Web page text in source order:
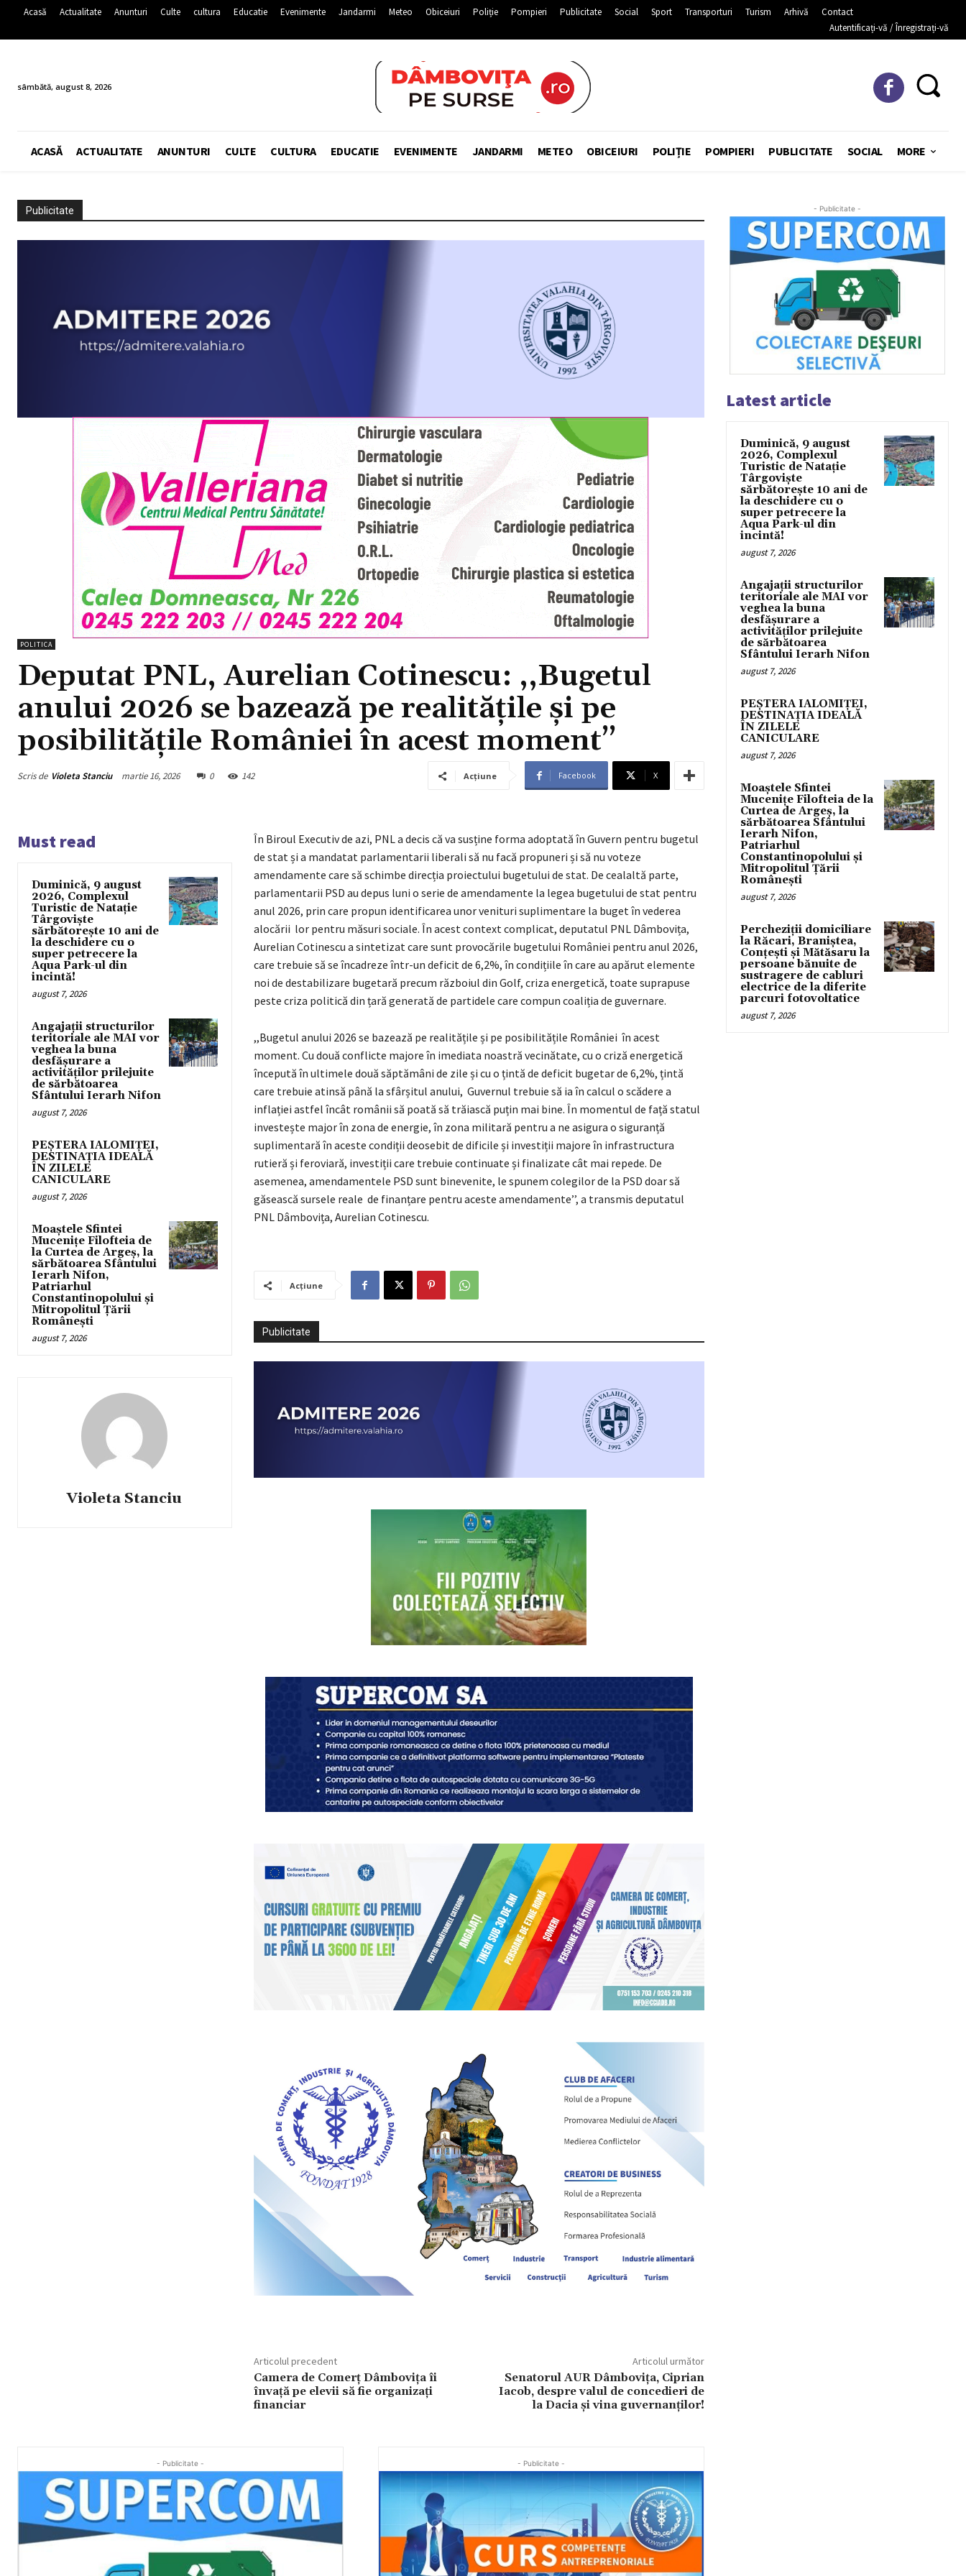
Acasă Actualitate Anunturi Culte cultura Educatie Evenimente Jandarmi Meteo Obiceiuri Poliție Pompieri Publicitate Social Sport Transporturi Turism Arhivă
Contact
Autentificați-vă / Înregistrați-vă
sâmbătă, august 8, 2026
ACASĂ ACTUALITATE ANUNTURI CULTE CULTURA EDUCATIE EVENIMENTE JANDARMI METEO OBICEIURI POLIȚIE POMPIERI PUBLICITATE SOCIAL MORE
Publicitate
POLITICA
Deputat PNL, Aurelian Cotinescu: ,,Bugetul
anului 2026 se bazează pe realitățile și pe
posibilitățile României în acest moment’’
Scris de Violeta Stanciu martie 16, 2026 0 142 Acțiune Facebook X
Must read
Duminică, 9 august
2026, Complexul
Turistic de Natație
Târgoviște
sărbătorește 10 ani de
la deschidere cu o
super petrecere la
Aqua Park-ul din
incintă!
august 7, 2026
Angajații structurilor
teritoriale ale MAI vor
veghea la buna
desfășurare a
activităților prilejuite
de sărbătoarea
Sfântului Ierarh Nifon
august 7, 2026
PEȘTERA IALOMIȚEI,
DESTINAȚIA IDEALĂ
ÎN ZILELE
CANICULARE
august 7, 2026
Moaștele Sfintei
Mucenițe Filofteia de
la Curtea de Argeș, la
sărbătoarea Sfântului
Ierarh Nifon,
Patriarhul
Constantinopolului și
Mitropolitul Țării
Românești
august 7, 2026
Violeta Stanciu
În Biroul Executiv de azi, PNL a decis că va susține forma adoptată în Guvern pentru bugetul
de stat și a mandatat parlamentarii liberali să nu facă propuneri și să nu voteze
amendamente care să schimbe direcția proiectului bugetului de stat. De cealaltă parte,
parlamentarii PSD au depus luni o serie de amendamente la legea bugetului de stat pentru
anul 2026, prin care propun identificarea unor venituri suplimentare la buget în vederea
alocării lor pentru măsuri sociale. În acest context complicat, deputatul PNL Dâmbovița,
Aurelian Cotinescu a sintetizat care sunt provocările bugetului României pentru anul 2026,
care trebuie să se încadreze într-un deficit de 6,2%, în condițiile în care au apărut elemente
noi de destabilizare bugetară precum războiul din Golf, criza energetică, toate suprapuse
peste criza politică din țară generată de partidele care compun coaliția de guvernare.
,,Bugetul anului 2026 se bazează pe realitățile și pe posibilitățile României în acest
moment. Cu două conflicte majore în imediata noastră vecinătate, cu o criză energetică
începută în ultimele două săptămâni de zile și cu o țintă de deficit bugetar de 6,2%, țintă
care trebuie atinsă până la sfârșitul anului, Guvernul trebuie să ia în calcul o scădere a
inflației astfel încât românii să poată să trăiască puțin mai bine. În momentul de față statul
investește major în zona de energie, în zona militară pentru a ne asigura o siguranță
suplimentară în aceste condiții deosebit de dificile și investiții majore în infrastructura
rutieră și feroviară, investiții care trebuie continuate și finalizate cât mai repede. De
asemenea, amendamentele PSD sunt binevenite, le spunem colegilor de la PSD doar să
găsească sursele reale de finanțare pentru aceste amendamente’’, a transmis deputatul
PNL Dâmbovița, Aurelian Cotinescu.
Acțiune
Publicitate
Articolul precedent
Camera de Comerț Dâmbovița îi
învață pe elevii să fie organizați
financiar
Articolul următor
Senatorul AUR Dâmbovița, Ciprian
Iacob, despre valul de concedieri de
la Dacia și vina guvernanților!
- Publicitate - - Publicitate -
- Publicitate -
Latest article
Duminică, 9 august
2026, Complexul
Turistic de Natație
Târgoviște
sărbătorește 10 ani de
la deschidere cu o
super petrecere la
Aqua Park-ul din
incintă!
august 7, 2026
Angajații structurilor
teritoriale ale MAI vor
veghea la buna
desfășurare a
activităților prilejuite
de sărbătoarea
Sfântului Ierarh Nifon
august 7, 2026
PEȘTERA IALOMIȚEI,
DESTINAȚIA IDEALĂ
ÎN ZILELE
CANICULARE
august 7, 2026
Moaștele Sfintei
Mucenițe Filofteia de la
Curtea de Argeș, la
sărbătoarea Sfântului
Ierarh Nifon,
Patriarhul
Constantinopolului și
Mitropolitul Țării
Românești
august 7, 2026
Percheziții domiciliare
la Răcari, Braniștea,
Conțești și Mătăsaru la
persoane bănuite de
sustragere de cabluri
electrice de la diferite
parcuri fotovoltatice
august 7, 2026